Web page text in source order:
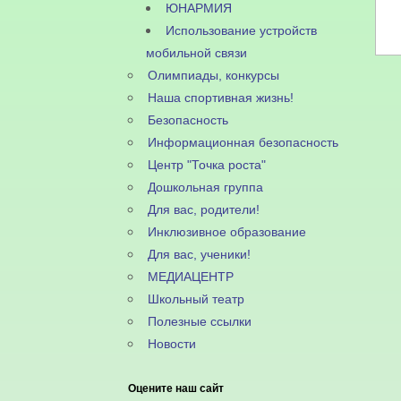
ЮНАРМИЯ
Использование устройств
мобильной связи
Олимпиады, конкурсы
Наша спортивная жизнь!
Безопасность
Информационная безопасность
Центр "Точка роста"
Дошкольная группа
Для вас, родители!
Инклюзивное образование
Для вас, ученики!
МЕДИАЦЕНТР
Школьный театр
Полезные ссылки
Новости
Оцените наш сайт